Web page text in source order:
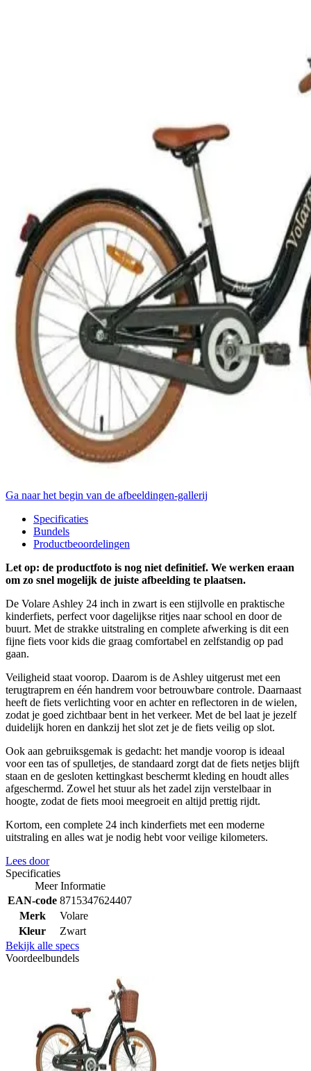
Ga naar het begin van de afbeeldingen-gallerij
Specificaties
Bundels
Productbeoordelingen
Let op: de productfoto is nog niet definitief. We werken eraan
om zo snel mogelijk de juiste afbeelding te plaatsen.
De Volare Ashley 24 inch in zwart is een stijlvolle en praktische
kinderfiets, perfect voor dagelijkse ritjes naar school en door de
buurt. Met de strakke uitstraling en complete afwerking is dit een
fijne fiets voor kids die graag comfortabel en zelfstandig op pad
gaan.
Veiligheid staat voorop. Daarom is de Ashley uitgerust met een
terugtraprem en één handrem voor betrouwbare controle. Daarnaast
heeft de fiets verlichting voor en achter en reflectoren in de wielen,
zodat je goed zichtbaar bent in het verkeer. Met de bel laat je jezelf
duidelijk horen en dankzij het slot zet je de fiets veilig op slot.
Ook aan gebruiksgemak is gedacht: het mandje voorop is ideaal
voor een tas of spulletjes, de standaard zorgt dat de fiets netjes blijft
staan en de gesloten kettingkast beschermt kleding en houdt alles
afgeschermd. Zowel het stuur als het zadel zijn verstelbaar in
hoogte, zodat de fiets mooi meegroeit en altijd prettig rijdt.
Kortom, een complete 24 inch kinderfiets met een moderne
uitstraling en alles wat je nodig hebt voor veilige kilometers.
Lees door
Specificaties
Meer Informatie
EAN-code 8715347624407
Merk
Volare
Kleur
Zwart
Bekijk alle specs
Voordeelbundels